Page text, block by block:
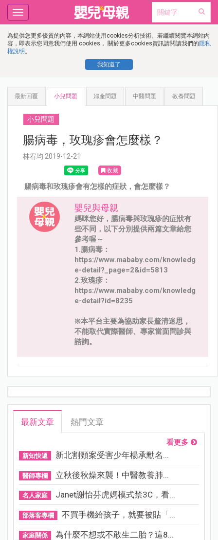
為提供您更多優質的內容，本網站使用cookies分析技術。若繼續閱覽本網站內
容，即表示您同意我們使用 cookies， 關於更多cookies資訊請閱讀我們的隱私
權說明 。
我知道了
Toggle
navigation
最新回覆 小兒問題 婦產問題 中醫問題 教養問題
小兒問題
腸病毒，玫瑰疹會怎麼樣？
林宥均 2019-12-21
收藏
腸病毒和玫瑰疹會有怎樣的症狀，會怎麼樣？
嬰兒與母親
媽咪您好，腸病毒與玫瑰疹的症狀有
些不同，以下分別提供兩篇文章給您
參考喔～
1.腸病毒：
https://www.mababy.com/knowledg
e-detail?_page=2&id=5813
2.玫瑰疹：
https://www.mababy.com/knowledg
e-detail?id=8235
※本平台主要為協助家長釐清迷思，
不能取代實際醫師、專家當面問診與
諮詢。
最新文章 熱門文章
看更多
新知快遞 新北割頸案受害少年楊承勳名...
醫師專欄 立秋後秋燥來襲！中醫教養肺...
名人家庭 Janet謝怡芬虎媽模式禁3C，看...
部落客專欄 不買手機給孩子，就要被貼「...
家庭關係 為什麼不想或不敢生二胎？這8...